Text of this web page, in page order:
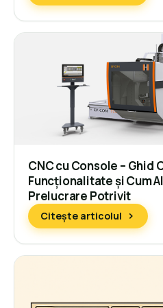
CNC cu Console –
Funcționalitate și Cum
Prelucrare Potrivit
Citește articolul